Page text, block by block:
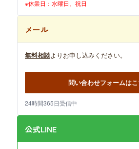
※休業日：水曜日、祝日
メール
無料相談よりお申し込みください。
問い合わせフォームは
24時間365日受信中
公式LINE